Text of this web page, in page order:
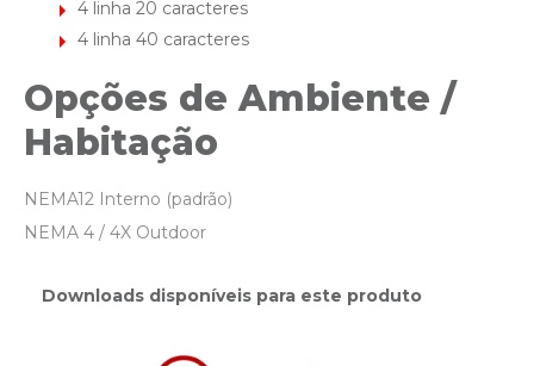
4 linha 20 caracteres
4 linha 40 caracteres
Opções de Ambiente /
Habitação
NEMA12 Interno (padrão)
NEMA 4 / 4X Outdoor
Downloads disponíveis para este produto